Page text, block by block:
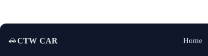
CTW CAR Home